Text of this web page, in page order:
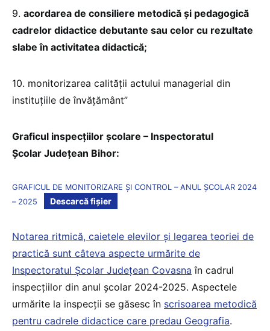
9. acordarea de consiliere metodică și pedagogică
cadrelor didactice debutante sau celor cu rezultate
slabe în activitatea didactică;
10. monitorizarea calității actului managerial din
instituțiile de învățământ”
Graficul inspecțiilor școlare – Inspectoratul
Școlar Județean Bihor:
GRAFICUL DE MONITORIZARE ȘI CONTROL – ANUL ȘCOLAR 2024
– 2025
Descarcă fișier
Notarea ritmică, caietele elevilor și legarea teoriei de
practică sunt câteva aspecte urmărite de
Inspectoratul Școlar Județean Covasna în cadrul
inspecțiilor din anul școlar 2024-2025. Aspectele
urmărite la inspecții se găsesc în scrisoarea metodică
pentru cadrele didactice care predau Geografia.